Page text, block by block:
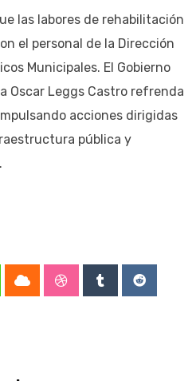
las labores de rehabilitación
el personal de la Dirección
Municipales. El Gobierno
Oscar Leggs Castro refrenda
acciones dirigidas
pública y
Cloud StumbleUpon
TumblrReddit